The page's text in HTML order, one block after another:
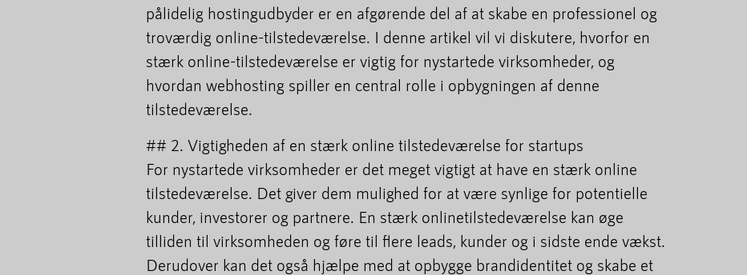
pålidelig hostingudbyder er en afgørende del af at skabe en professionel og
troværdig online-tilstedeværelse. I denne artikel vil vi diskutere, hvorfor en
stærk online-tilstedeværelse er vigtig for nystartede virksomheder, og
hvordan webhosting spiller en central rolle i opbygningen af denne
tilstedeværelse.
## 2. Vigtigheden af en stærk online tilstedeværelse for startups
For nystartede virksomheder er det meget vigtigt at have en stærk online
tilstedeværelse. Det giver dem mulighed for at være synlige for potentielle
kunder, investorer og partnere. En stærk onlinetilstedeværelse kan øge
tilliden til virksomheden og føre til flere leads, kunder og i sidste ende vækst.
Derudover kan det også hjælpe med at opbygge brandidentitet og skabe et